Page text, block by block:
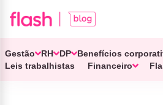
Gestão RH DP
Benefícios
Leis trabalhistas
Financeiro